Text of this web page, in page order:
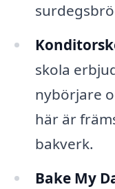
skola
nybörjare
här är
bakverk.
Bake My